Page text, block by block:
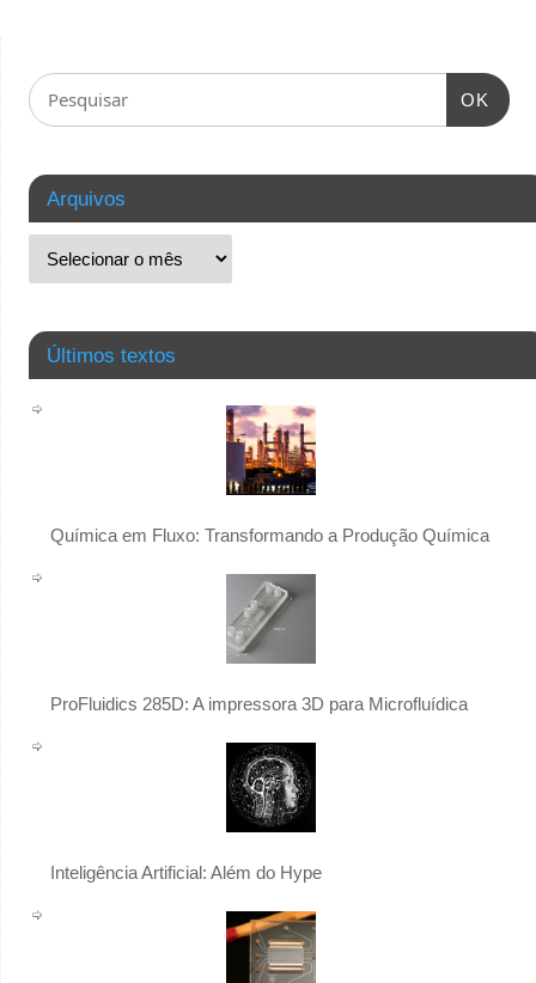
OK
Arquivos
Últimos textos
Química em Fluxo: Transformando a Produção Química
ProFluidics 285D: A impressora 3D para Microfluídica
Inteligência Artificial: Além do Hype